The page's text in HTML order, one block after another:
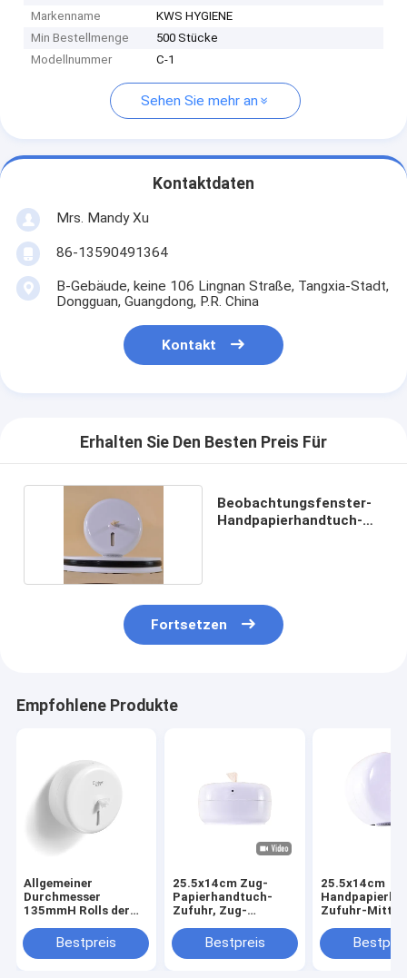
Markenname
KWS HYGIENE
Min Bestellmenge
500 Stücke
Modellnummer
C-1
Sehen Sie mehr an
Kontaktdaten
Mrs. Mandy Xu
86-13590491364
B-Gebäude, keine 106 Lingnan Straße, Tangxia-Stadt,
Dongguan, Guangdong, P.R. China
Kontakt
Erhalten Sie Den Besten Preis Für
Beobachtungsfenster-
Handpapierhandtuch-
Fortsetzen
Empfohlene Produkte
Allgemeiner
Durchmesser
135mmH Rolls der
Seidenpapier-
Zufuhr-200mm
Bestpreis
25.5x14cm Zug-
Papierhandtuch-
Zufuhr, Zug-
Mitte-14.5kgs
Bestpreis
25.5x14cm
Zufuhr-Mitte-